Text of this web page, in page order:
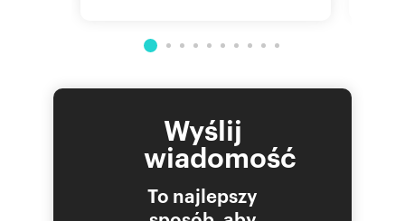
Wyślij
wiadomość
To najlepszy